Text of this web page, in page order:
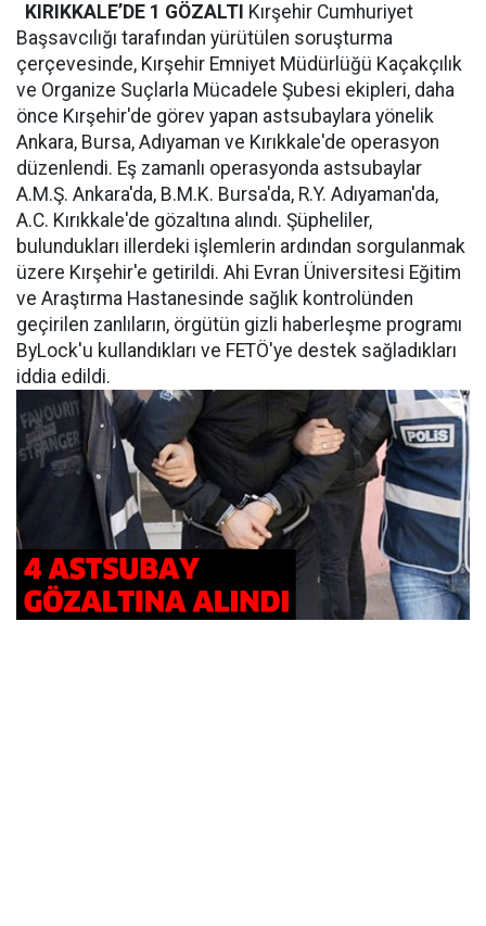
KIRIKKALE’DE 1 GÖZALTI Kırşehir Cumhuriyet
Başsavcılığı tarafından yürütülen soruşturma
çerçevesinde, Kırşehir Emniyet Müdürlüğü Kaçakçılık
ve Organize Suçlarla Mücadele Şubesi ekipleri, daha
önce Kırşehir'de görev yapan astsubaylara yönelik
Ankara, Bursa, Adıyaman ve Kırıkkale'de operasyon
düzenlendi. Eş zamanlı operasyonda astsubaylar
A.M.Ş. Ankara'da, B.M.K. Bursa'da, R.Y. Adıyaman'da,
A.C. Kırıkkale'de gözaltına alındı. Şüpheliler,
bulundukları illerdeki işlemlerin ardından sorgulanmak
üzere Kırşehir'e getirildi. Ahi Evran Üniversitesi Eğitim
ve Araştırma Hastanesinde sağlık kontrolünden
geçirilen zanlıların, örgütün gizli haberleşme programı
ByLock'u kullandıkları ve FETÖ'ye destek sağladıkları
iddia edildi.